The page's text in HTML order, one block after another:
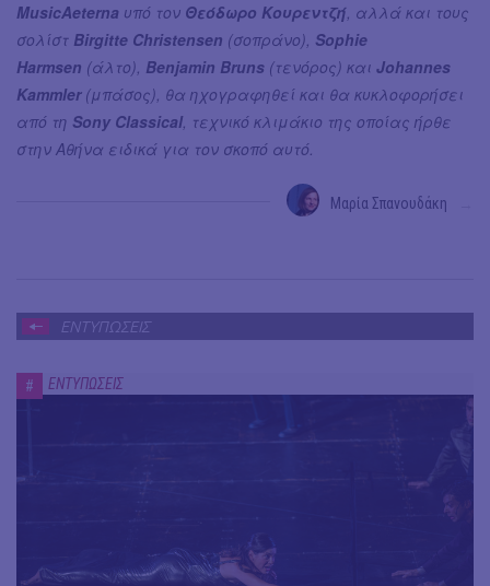
MusicAeterna υπό τον Θεόδωρο Κουρεντζή, αλλά και τους
σολίστ Birgitte Christensen (σοπράνο), Sophie
Harmsen (άλτο), Benjamin Bruns (τενόρος) και Johannes
Kammler(μπάσος), θα ηχογραφηθεί και θα κυκλοφορήσει
από τη Sony Classical, τεχνικό κλιμάκιο της οποίας ήρθε
στην Αθήνα ειδικά για τον σκοπό αυτό.
Μαρία Σπανουδάκη
ΕΝΤΥΠΩΣΕΙΣ
# ΕΝΤΥΠΩΣΕΙΣ